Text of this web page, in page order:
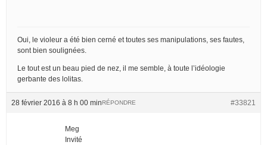
Oui, le violeur a été bien cerné et toutes ses manipulations, ses fautes,
sont bien soulignées.
Le tout est un beau pied de nez, il me semble, à toute l’idéologie
gerbante des lolitas.
28 février 2016 à 8 h 00 min #33821
RÉPONDRE
Meg
Invité